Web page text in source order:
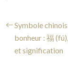
Symbole
bonheur : 福
et signification